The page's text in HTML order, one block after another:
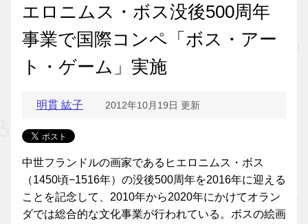
エロニムス・ボス没後500周年
事業で国際コンペ「ボス・アー
ト・ゲーム」実施
明貫 紘子 2012年10月19日 更新
中世フランドルの画家であるヒエロニムス・ボス
（1450頃−1516年）の没後500周年を2016年に迎える
ことを記念して、2010年から2020年にかけてオラン
ダでは総合的な文化事業が行われている。ボスの絵画